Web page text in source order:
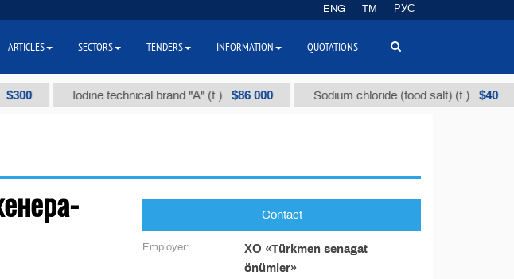
Iodine technical brand "А" (t.) $86 000 Sodium chloride (food salt) (t.) $40
Contact
Employer:
ХО «Türkmen senagat
önümler»
ENG TM РУС
ARTICLES SECTORS TENDERS INFORMATION QUOTATIONS